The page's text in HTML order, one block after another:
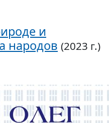
и
народов (2023 г.)